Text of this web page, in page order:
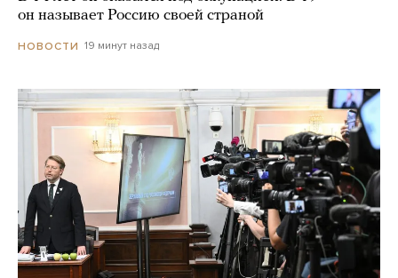
он называет Россию своей страной
НОВОСТИ 19 минут назад